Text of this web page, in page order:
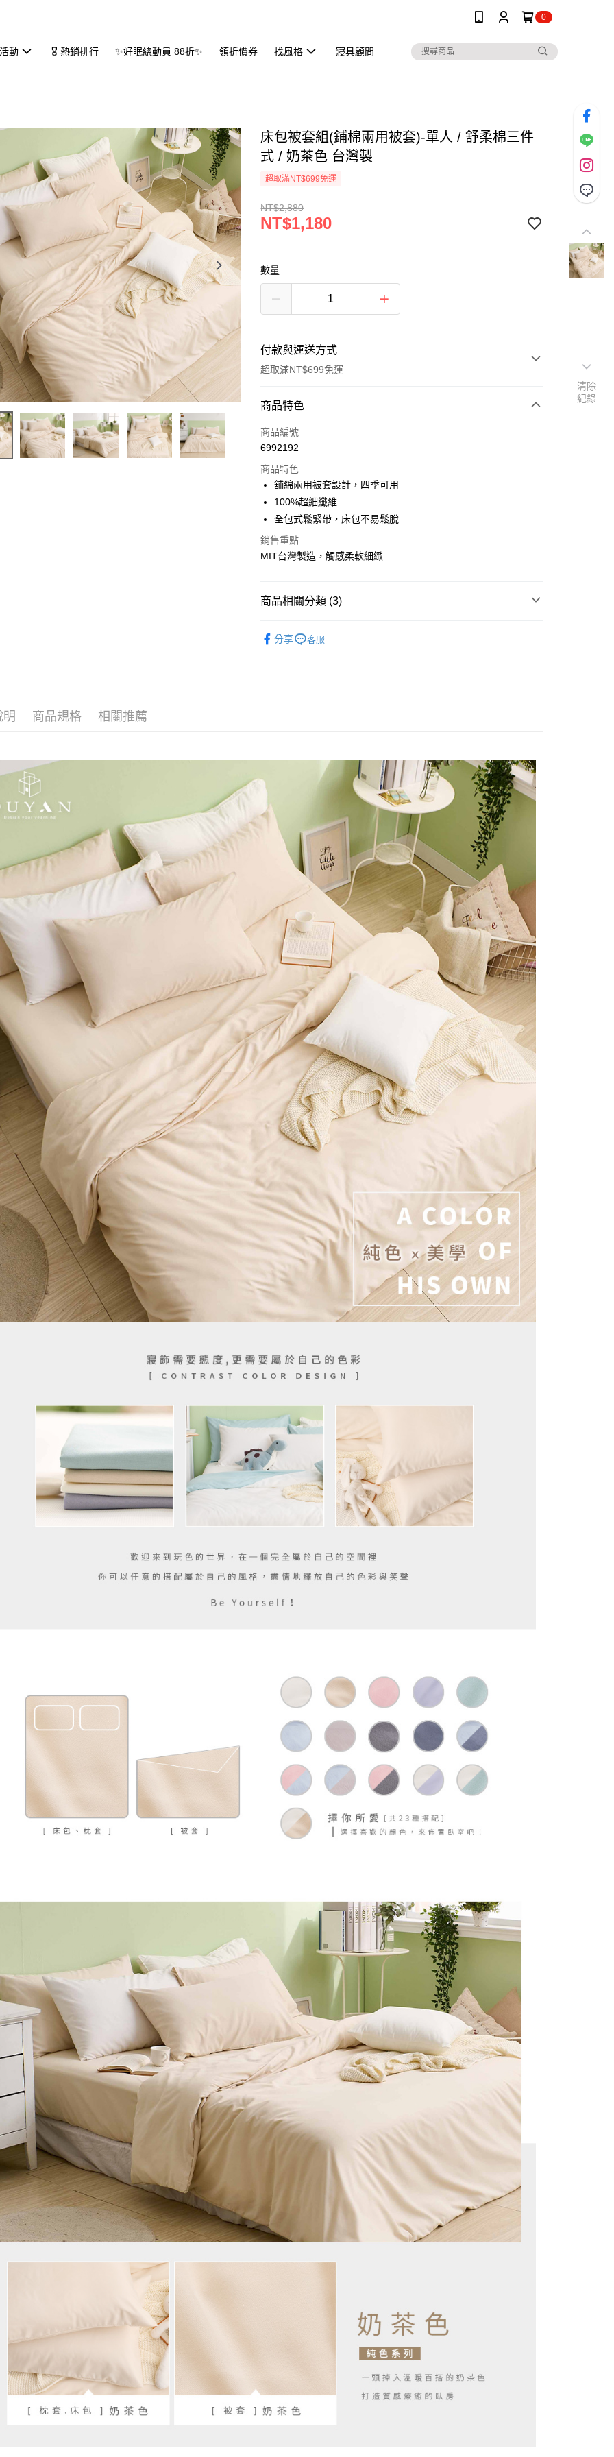
0
動 🎖 熱銷排行 ✨好眠總動員 88折✨ 領折價券 找風格 寢具顧問
床包被套組(鋪棉兩用被套)-單人 / 舒柔棉三件
式 / 奶茶色 台灣製
超取滿NT$699免運
NT$2,880
NT$1,180
數量
付款與運送方式
超取滿NT$699免運
付款方式
信用卡一次付款
3 期 0 利率 每期 NT$393
合作金庫商業銀行
華南商業銀行
國泰世華商業銀行
臺灣中小企業銀行
元大商業銀行
台灣樂天信用卡公司
超商取貨付款
Apple Pay
Google Pay
4.訂單成立30分鐘內，如未前往確認交易或遇審核未通過，訂單將自動取
消。如遇「轉專審核」未通過狀況，表示未達大哥付你分期系統評分，恕
無法說明評估內容。
1.分期款項不併入電信帳單，「大哥付你分期」於每月結算日後寄送繳費提
醒簡訊。
2.透過簡訊連結打開帳單後，可選擇「超商條碼／台灣大直營門市／銀行轉
帳／街口支付／iPASS MONEY」等通路繳費。
【注意事項】
1.本服務係由「台灣大哥大股份有限公司」（以下簡稱本公司）所提供，讓
用戶於交易時，得透過本服務購買商品或服務，並由商店將買賣／分期付
款買賣價金債權讓與本公司後，依約使用本公司帳單繳交帳款。
2.基於同意付款使用「大哥付你分期」之契約關係目的，商店將以您的個人
資料（包含姓名、電話或地址）提供予台灣大哥大進項蒐集、處理及利
用，由本公司與您本人進行分期帳單所需資料之確認、核對及更正。
3.完整用戶服務條款，請詳閱以下連結：
https://oppay.tw/userRule
１．簡單：不需註冊會員、不需綁卡、不需儲值。
２．便利：只要手機號碼，簡訊認證，即可結帳。
３．安心：先確認商品／服務後，再付款。
【「AFTEE先享後付」結帳流程】
１．於結帳方式選擇「AFTEE先享後付」後，將跳轉至「AFTEE先享後
付」結帳頁面，進行簡訊認證並確認金額後，即可完成結帳。
２．訂單成立數日內，您將收到繳費通知簡訊。
３．收到繳費通知簡訊後14天內，點擊此簡訊中的連結，可透過四大超商
／ATM／網路銀行／等多元方式進行付款，方視為交易完成。
※ 請注意：結帳手續完成當下不需立刻繳費，但若您需要取消訂單，請聯
絡購買商品的店家。未經商家同意取消之訂單仍視為有效，需透過AFTEE
先享後付繳納相關費用。
※ 交易是否成功請以「AFTEE先享後付 」之結帳頁面顯示為準，若有關於
是否繳費成功／繳費後需取消欲退款等相關疑問，請聯繫「AFTEE先享後
付客戶支援中心」https://netprotections.freshdesk.com/support/home
【注意事項】
１．透過由恩沛科技股份有限公司提供之「AFTEE先享後付」服務完成之
交易，需依本服務之必要範圍內提供個人資料，並將交易相關給付款項請
求債權轉讓予恩沛科技股份有限公司。
２．關於個人資料處理事宜，請瀏覽以下網址：
https://aftee.tw/terms/#terms3
３．未成年的使用者請事先徵得法定代理人或監護人之同意方可使用
「AFTEE先享後付」，若未經同意申辦者引起之損失，本公司不負相關責
任。
４．使用「AFTEE先享後付」時，將依據個別帳號之用戶狀況，依本公司
即時審查核予不同之上限額度；若仍有額度不足之情形，本公司將視審查
結果請求用戶進行身份認證。
５．嚴禁一人註冊多個帳號或使用他人資訊註冊。若發現惡意使用之情
形，恩沛科技股份有限公司將有權停止該用戶之使用額度並採取法律行
「Hami Point」為中華電信所提供之點數服務，可於會員專區綁定中華電
信會員帳號後，即可在購物車使用 Hami Point 折抵消費金額 (1點等於1
元)。
運送方式
全家取貨付款
每筆NT$60，滿NT$699(含以上)免運費
付款後全家取貨
每筆NT$60，滿NT$699(含以上)免運費
7-11取貨付款
每筆NT$60，滿NT$999(含以上)免運費
付款後7-11取貨
每筆NT$60，滿NT$999(含以上)免運費
新竹貨運
每筆NT$80，滿NT$999(含以上)免運費
商品特色
商品編號
6992192
商品特色
舖綿兩用被套設計，四季可用
100%超細纖維
全包式鬆緊帶，床包不易鬆脫
銷售重點
MIT台灣製造，觸感柔軟細緻
商品相關分類 (3)
分享 客服
明 商品規格 相關推薦
清除
紀錄